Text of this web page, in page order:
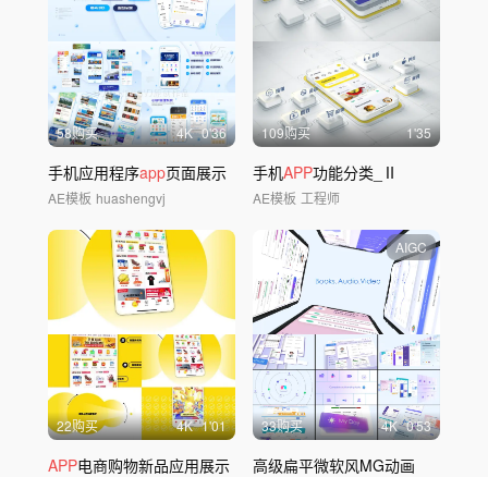
58购买 4K 0'36
手机应用程序app页面展示
AE模板 huashengvj
109购买 1'35
手机APP功能分类_Ⅱ
AE模板 工程师
22购买 4K 1'01
APP电商购物新品应用展示
AIGC
33购买 4K 0'53
高级扁平微软风MG动画